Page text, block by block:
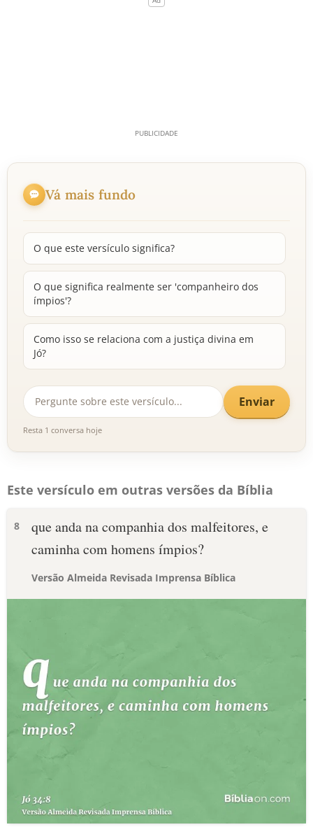
Vá mais fundo
O que este versículo significa?
O que significa realmente ser 'companheiro dos
ímpios'?
Como isso se relaciona com a justiça divina em
Jó?
Enviar
Resta 1 conversa hoje
Este versículo em outras versões da Bíblia
8
que anda na companhia dos malfeitores, e
caminha com homens ímpios?
Versão Almeida Revisada Imprensa Bíblica